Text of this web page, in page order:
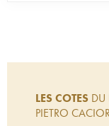
LES COTES
PIETRO